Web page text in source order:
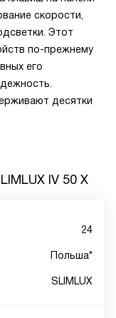
скорости,
Этот
по-прежнему
его
десятки
IV 50 X
24
Польша*
SLIMLUX